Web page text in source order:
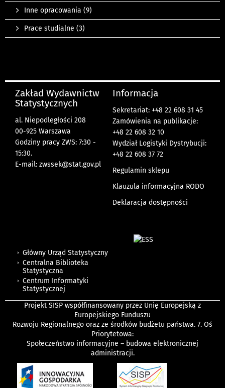
Inne opracowania (9)
Prace studialne (3)
Zakład Wydawnictw
Statystycznych
al. Niepodległości 208
00-925 Warszawa
Godziny pracy ZWS: 7:30 -
15:30.
E-mail: zwssek@stat.gov.pl
Informacja
Sekretariat: +48 22 608 31 45
Zamówienia na publikacje:
+48 22 608 32 10
Wydział Logistyki Dystrybucji:
+48 22 608 37 72
Regulamin sklepu
Klauzula informacyjna RODO
Deklaracja dostępności
Główny Urząd Statystyczny
Centralna Biblioteka
Statystyczna
Centrum Informatyki
Statystycznej
Projekt SISP współfinansowany przez Unię Europejską z
Europejskiego Funduszu
Rozwoju Regionalnego oraz ze środków budżetu państwa. 7. Oś
Priorytetowa:
Społeczeństwo informacyjne – budowa elektronicznej
administracji.